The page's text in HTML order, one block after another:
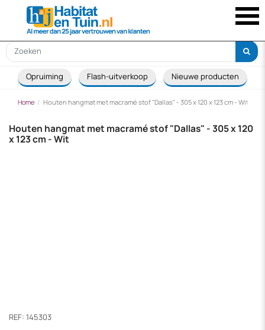
Opruiming Flash-uitverkoop Nieuwe producten
Home Houten hangmat met macramé stof "Dallas" - 305 x 120 x 123 cm - Wit
Houten hangmat met macramé stof "Dallas" - 305 x 120
x 123 cm - Wit
REF: 145303